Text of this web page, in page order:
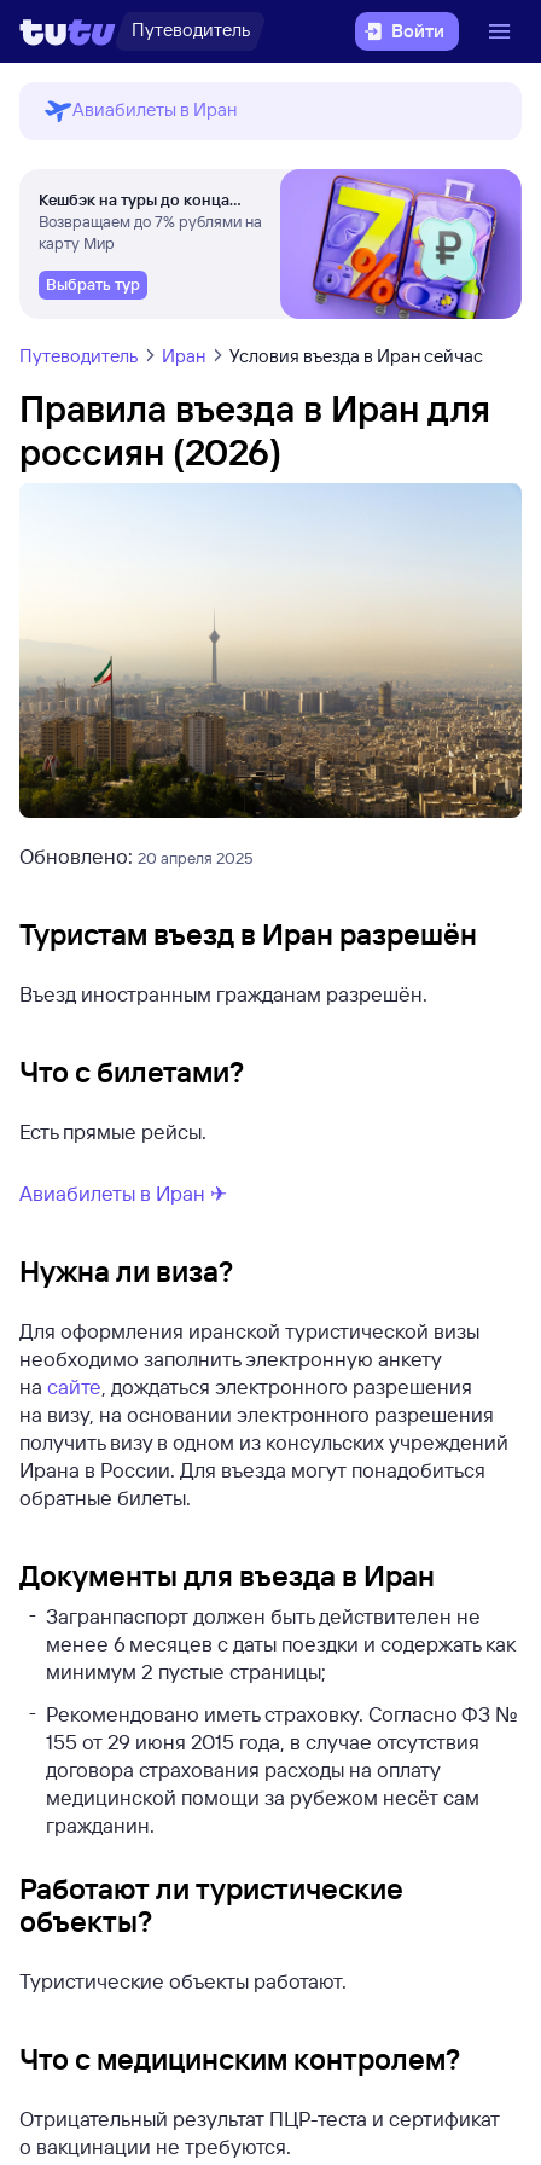
Путеводитель Войти
Авиабилеты в Иран
Кешбэк на туры до конца
августа
Возвращаем до 7% рублями на
карту Мир
Выбрать тур
Путеводитель Иран Условия въезда в Иран сейчас
Правила въезда в Иран для
россиян (2026)
Обновлено: 20 апреля 2025
Туристам въезд в Иран разрешён
Въезд иностранным гражданам разрешён.
Что с билетами?
Есть прямые рейсы.
Авиабилеты в Иран ✈
Нужна ли виза?
Для оформления иранской туристической визы
необходимо заполнить электронную анкету
на сайте, дождаться электронного разрешения
на визу, на основании электронного разрешения
получить визу в одном из консульских учреждений
Ирана в России. Для въезда могут понадобиться
обратные билеты.
Документы для въезда в Иран
Загранпаспорт должен быть действителен не
менее 6 месяцев с даты поездки и содержать как
минимум 2 пустые страницы;
Рекомендовано иметь страховку. Согласно ФЗ №
155 от 29 июня 2015 года, в случае отсутствия
договора страхования расходы на оплату
медицинской помощи за рубежом несёт сам
гражданин.
Работают ли туристические
объекты?
Туристические объекты работают.
Что с медицинским контролем?
Отрицательный результат ПЦР-теста и сертификат
о вакцинации не требуются.